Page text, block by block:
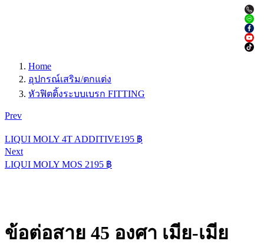
Home
อุปกรณ์เสริม/ตกแต่ง
หัวฟิตติ้งระบบเบรก FITTING
Prev
LIQUI MOLY 4T ADDITIVE195 ฿
Next
LIQUI MOLY MOS 2195 ฿
ข้อต่อสาย 45 องศา เมีย-เมีย